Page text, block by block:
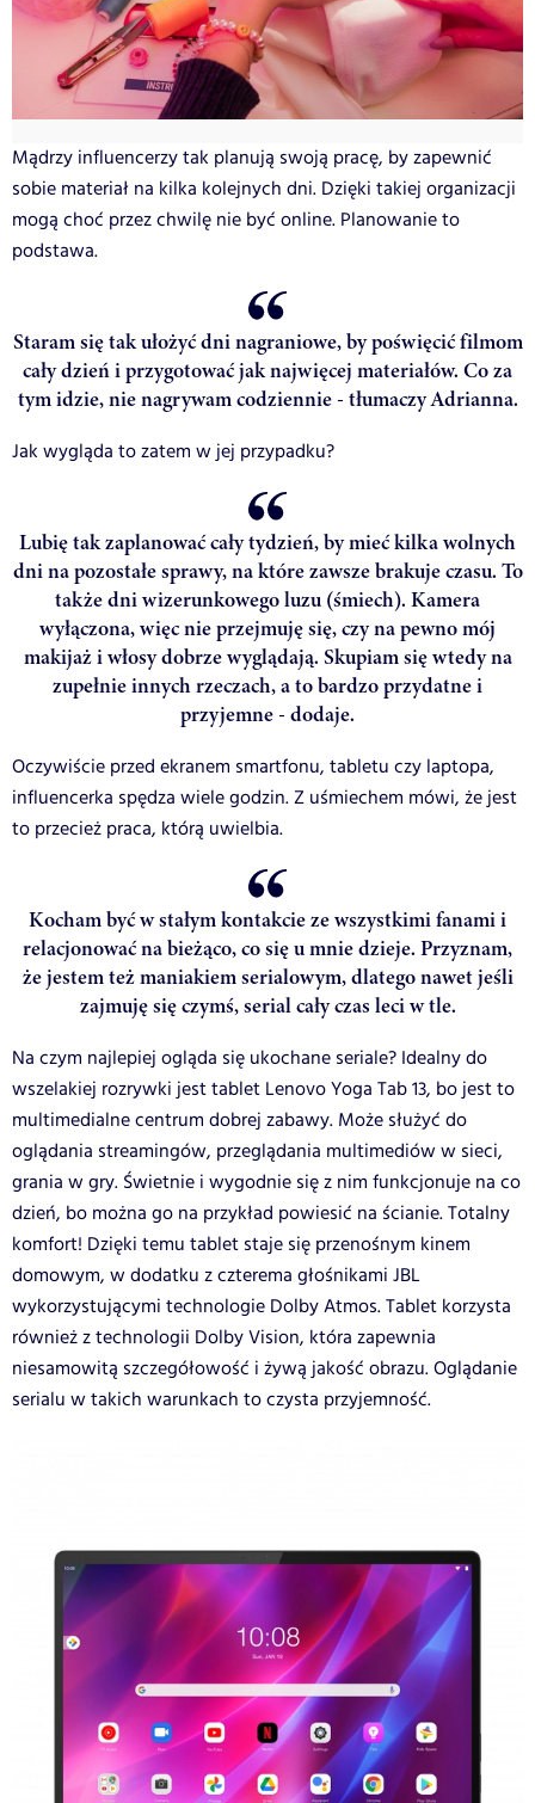
Mądrzy influencerzy tak planują swoją pracę, by zapewnić
sobie materiał na kilka kolejnych dni. Dzięki takiej organizacji
mogą choć przez chwilę nie być online. Planowanie to
podstawa.
Staram się tak ułożyć dni nagraniowe, by poświęcić filmom
cały dzień i przygotować jak najwięcej materiałów. Co za
tym idzie, nie nagrywam codziennie - tłumaczy Adrianna.
Jak wygląda to zatem w jej przypadku?
Lubię tak zaplanować cały tydzień, by mieć kilka wolnych
dni na pozostałe sprawy, na które zawsze brakuje czasu. To
także dni wizerunkowego luzu (śmiech). Kamera
wyłączona, więc nie przejmuję się, czy na pewno mój
makijaż i włosy dobrze wyglądają. Skupiam się wtedy na
zupełnie innych rzeczach, a to bardzo przydatne i
przyjemne - dodaje.
Oczywiście przed ekranem smartfonu, tabletu czy laptopa,
influencerka spędza wiele godzin. Z uśmiechem mówi, że jest
to przecież praca, którą uwielbia.
Kocham być w stałym kontakcie ze wszystkimi fanami i
relacjonować na bieżąco, co się u mnie dzieje. Przyznam,
że jestem też maniakiem serialowym, dlatego nawet jeśli
zajmuję się czymś, serial cały czas leci w tle.
Na czym najlepiej ogląda się ukochane seriale? Idealny do
wszelakiej rozrywki jest tablet Lenovo Yoga Tab 13, bo jest to
multimedialne centrum dobrej zabawy. Może służyć do
oglądania streamingów, przeglądania multimediów w sieci,
grania w gry. Świetnie i wygodnie się z nim funkcjonuje na co
dzień, bo można go na przykład powiesić na ścianie. Totalny
komfort! Dzięki temu tablet staje się przenośnym kinem
domowym, w dodatku z czterema głośnikami JBL
wykorzystującymi technologie Dolby Atmos. Tablet korzysta
również z technologii Dolby Vision, która zapewnia
niesamowitą szczegółowość i żywą jakość obrazu. Oglądanie
serialu w takich warunkach to czysta przyjemność.